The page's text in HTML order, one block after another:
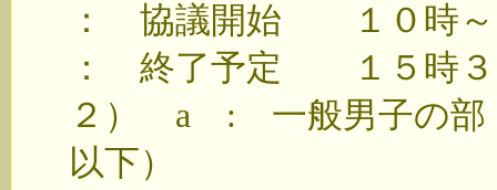
： 協議開始 １０時～
： 終了予定 １５時３
２） a : 一般男子の部
以下）